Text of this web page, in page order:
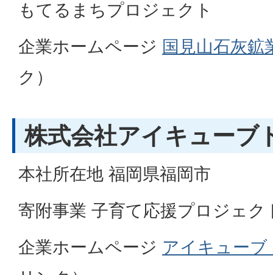
もてるまちプロジェクト
企業ホームページ 国見山石灰鉱
ク）
株式会社アイキューブ
本社所在地 福岡県福岡市
寄附事業 子育て応援プロジェク
企業ホームページ アイキュー